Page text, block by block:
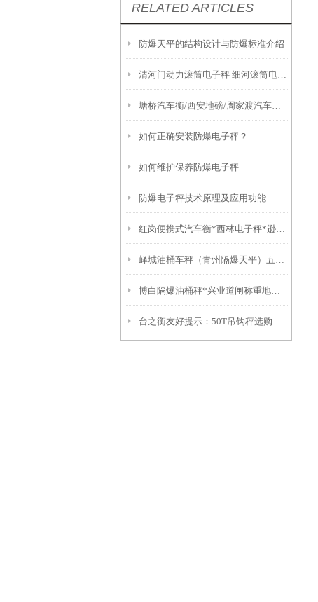
RELATED ARTICLES
防爆天平的结构设计与防爆标准介绍
清河门动力滚筒电子秤 细河滚筒电子称 太平电子防爆衡器
塘桥汽车衡/西安地磅/周家渡汽车衡/绥芬河地磅维修
如何正确安装防爆电子秤？
如何维护保养防爆电子秤
防爆电子秤技术原理及应用功能
红岗便携式汽车衡*西林电子秤*逊克电子汽车衡*便携式地磅
峄城油桶车秤（青州隔爆天平）五莲防爆电子衡器功能特点
博白隔爆油桶秤*兴业道闸称重地磅*良庆50吨吊秤*邕宁1吨吊秤
台之衡友好提示：50T吊钩秤选购指南